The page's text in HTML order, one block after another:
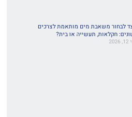
לבחור משאבת מים מותאמת לצרכים
חקלאות, תעשייה או בית?